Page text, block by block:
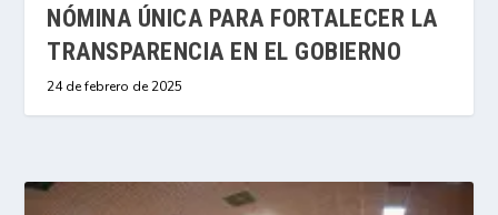
NÓMINA ÚNICA PARA FORTALECER LA
TRANSPARENCIA EN EL GOBIERNO
24 de febrero de 2025